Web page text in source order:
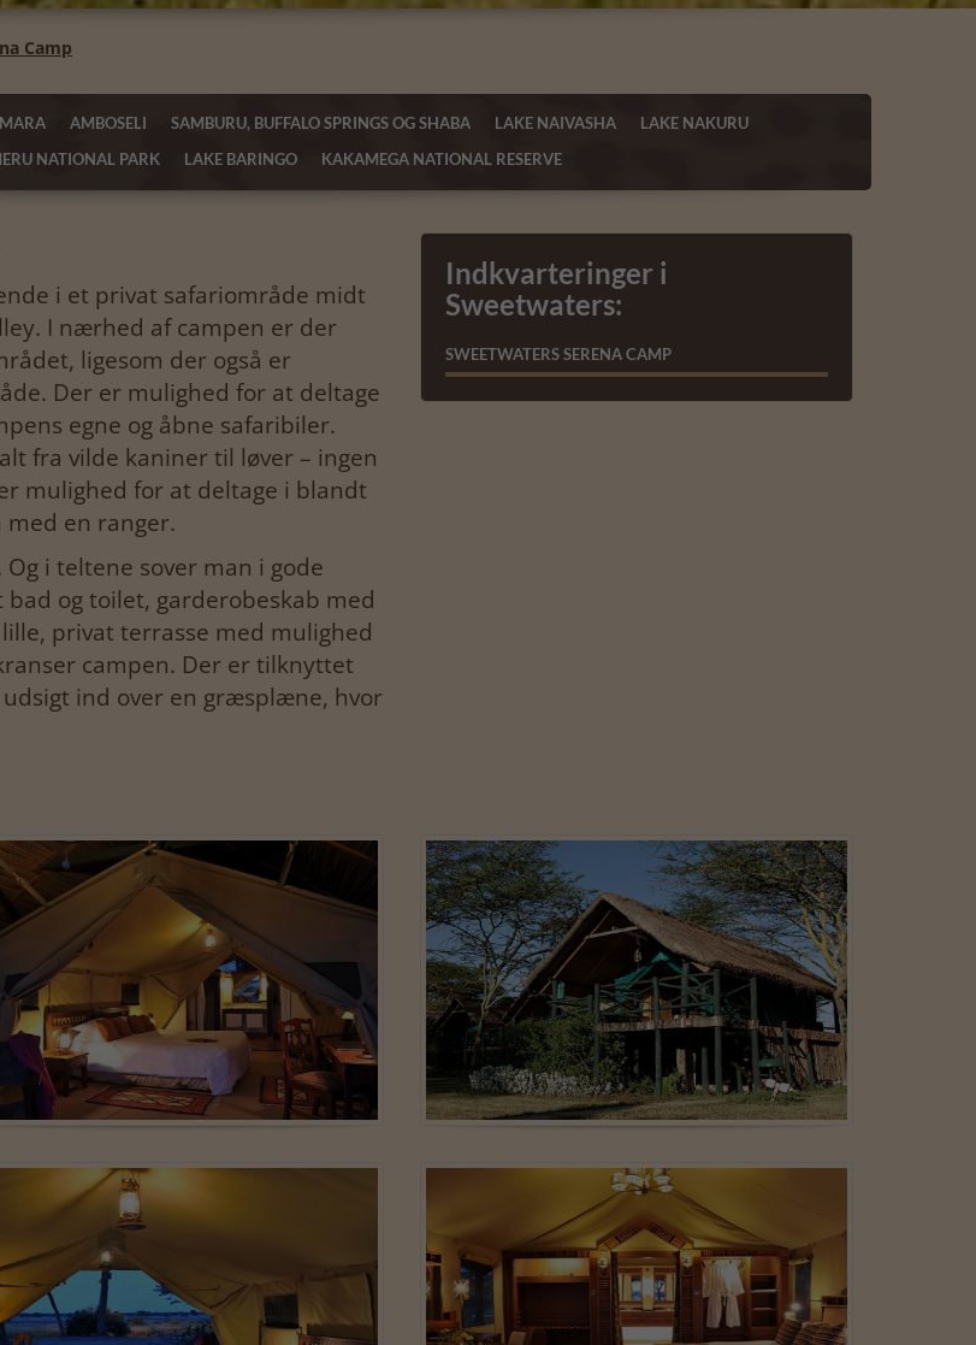
Camp
AMBOSELI SAMBURU, BUFFALO SPRINGS OG SHABA LAKE NAIVASHA
LAKE NAKURU
NATIONAL PARK LAKE BARINGO KAKAMEGA NATIONAL RESERVE
i et privat safariområde midt
I nærhed af campen er der
ligesom der også er
Der er mulighed for at deltage
egne og åbne safaribiler.
fra vilde kaniner til løver – ingen
mulighed for at deltage i blandt
en ranger.
i teltene sover man i gode
og toilet, garderobeskab med
privat terrasse med mulighed
campen. Der er tilknyttet
ind over en græsplæne, hvor
Indkvarteringer i
Sweetwaters:
SWEETWATERS SERENA CAMP